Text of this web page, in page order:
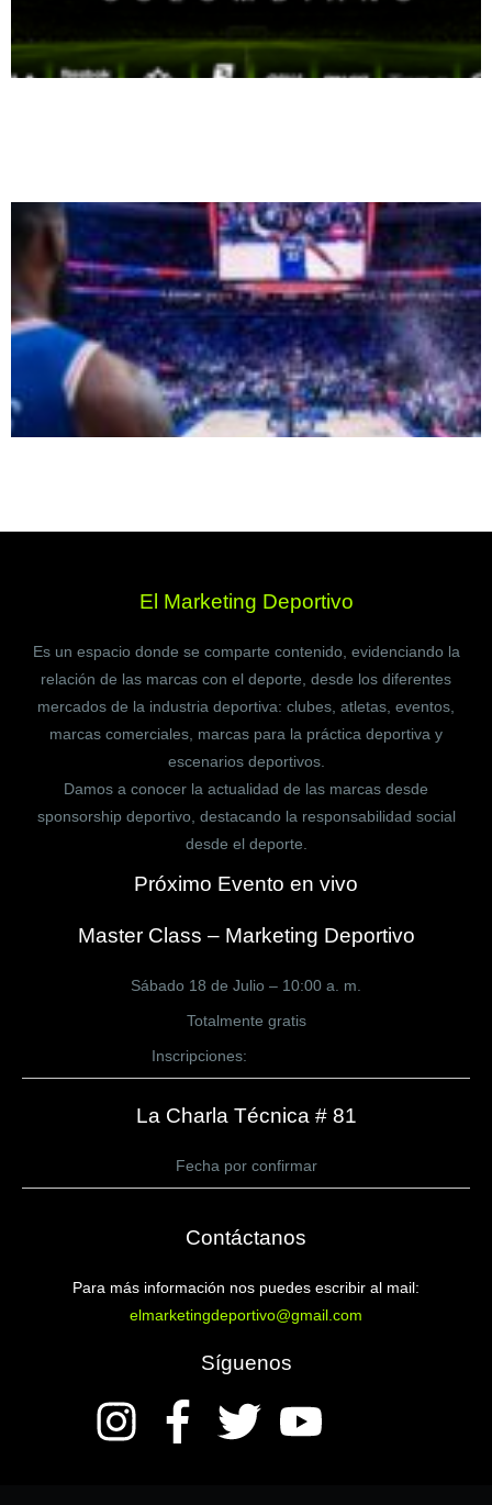
El Marketing Deportivo
Es un espacio donde se comparte contenido, evidenciando la
relación de las marcas con el deporte, desde los diferentes
mercados de la industria deportiva: clubes, atletas, eventos,
marcas comerciales, marcas para la práctica deportiva y
escenarios deportivos.
Damos a conocer la actualidad de las marcas desde
sponsorship deportivo, destacando la responsabilidad social
desde el deporte.
Próximo Evento en vivo
Master Class – Marketing Deportivo
Sábado 18 de Julio – 10:00 a. m.
Totalmente gratis
Inscripciones:
La Charla Técnica # 81
Fecha por confirmar
Contáctanos
Para más información nos puedes escribir al mail:
elmarketingdeportivo@gmail.com
Síguenos